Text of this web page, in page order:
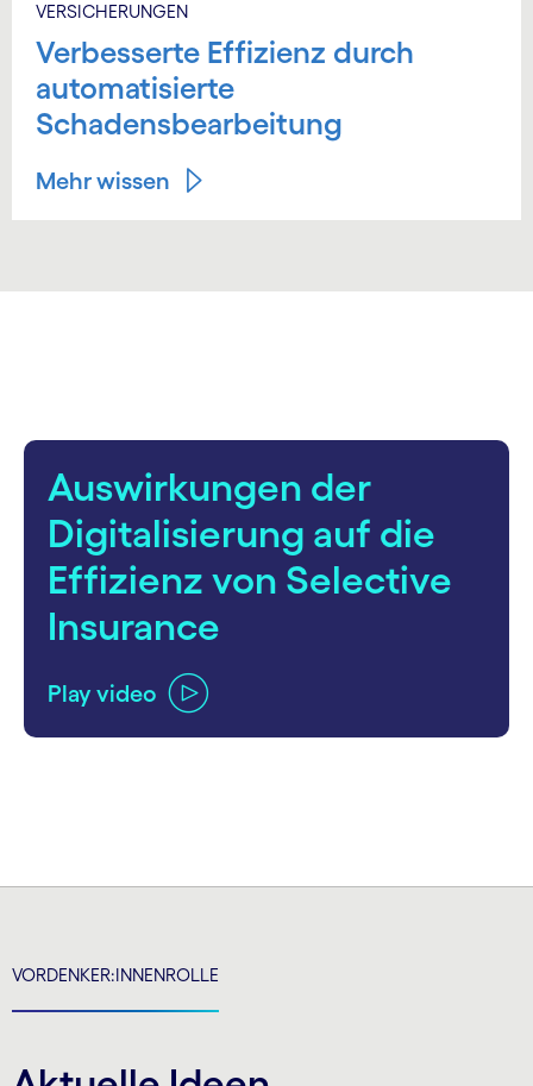
VERSICHERUNGEN
Verbesserte Effizienz durch
automatisierte
Schadensbearbeitung
Mehr wissen
Auswirkungen der
Digitalisierung auf die
Effizienz von Selective
Insurance
Play video
VORDENKER:INNENROLLE